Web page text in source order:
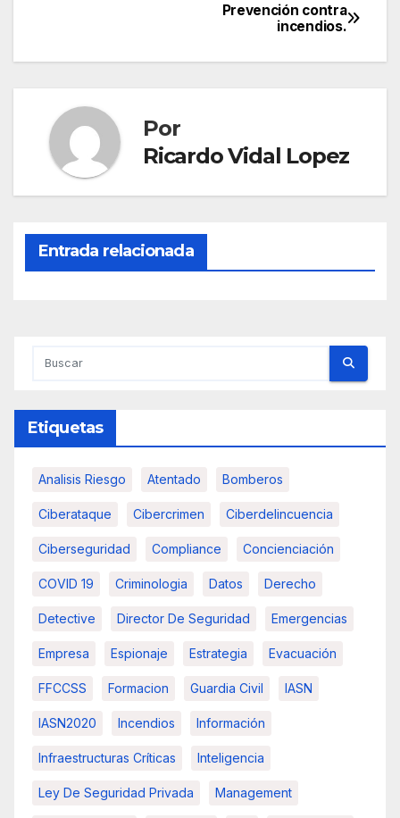
de
Prevención contra
incendios.
Por
Ricardo Vidal Lopez
Entrada relacionada
Etiquetas
Analisis Riesgo Atentado Bomberos
Ciberataque Cibercrimen Ciberdelincuencia
Ciberseguridad Compliance Concienciación
COVID 19 Criminologia Datos Derecho
Detective Director De Seguridad Emergencias
Empresa Espionaje Estrategia Evacuación
FFCCSS Formacion Guardia Civil IASN
IASN2020 Incendios Información
Infraestructuras Críticas Inteligencia
Ley De Seguridad Privada Management